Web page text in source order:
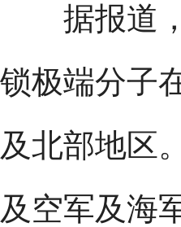
据报道，
锁极端分子
及北部地区
及空军及海